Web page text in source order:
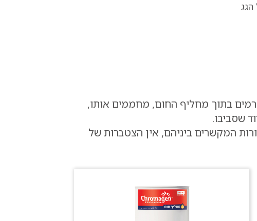
הגג
בתוך מחליף החום, מחממים אותו,
שסביבו.
המקשרים ביניהם, אין הצטברות של